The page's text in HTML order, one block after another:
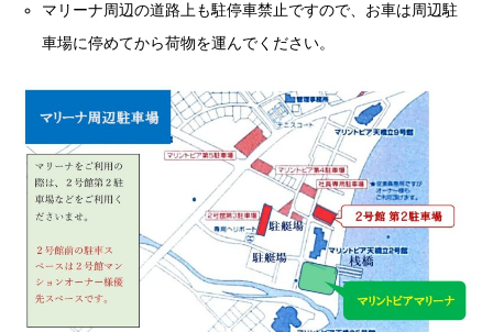
マリーナ周辺の道路上も駐停車禁止ですので、お車は周辺駐
車場に停めてから荷物を運んでください。